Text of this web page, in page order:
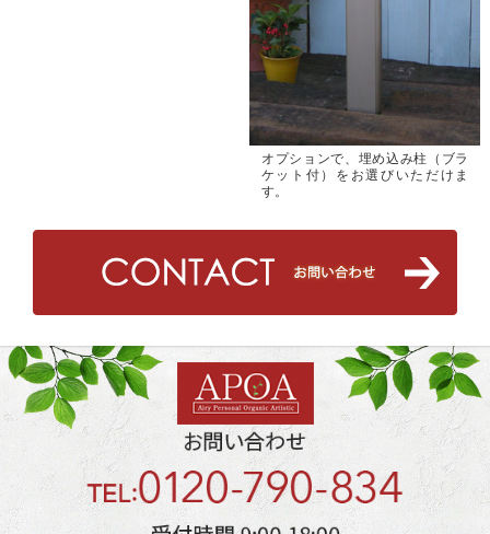
オプションで、埋め込み柱（ブラ
ケット付）をお選びいただけま
す。